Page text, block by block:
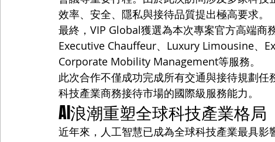
效率、安全、隱私與接待品質提出極高要求。
最終，VIP Global獲選為本次專案官方高端商
Executive Chauffeur、Luxury Limousine、
Corporate Mobility Management等服務。
此次合作不僅成功完成所有交通與接待規劃
科技產業商務接待市場的國際級服務能力。
AI浪潮重塑全球科技產業格局
近年來，人工智慧已成為全球科技產業最具影